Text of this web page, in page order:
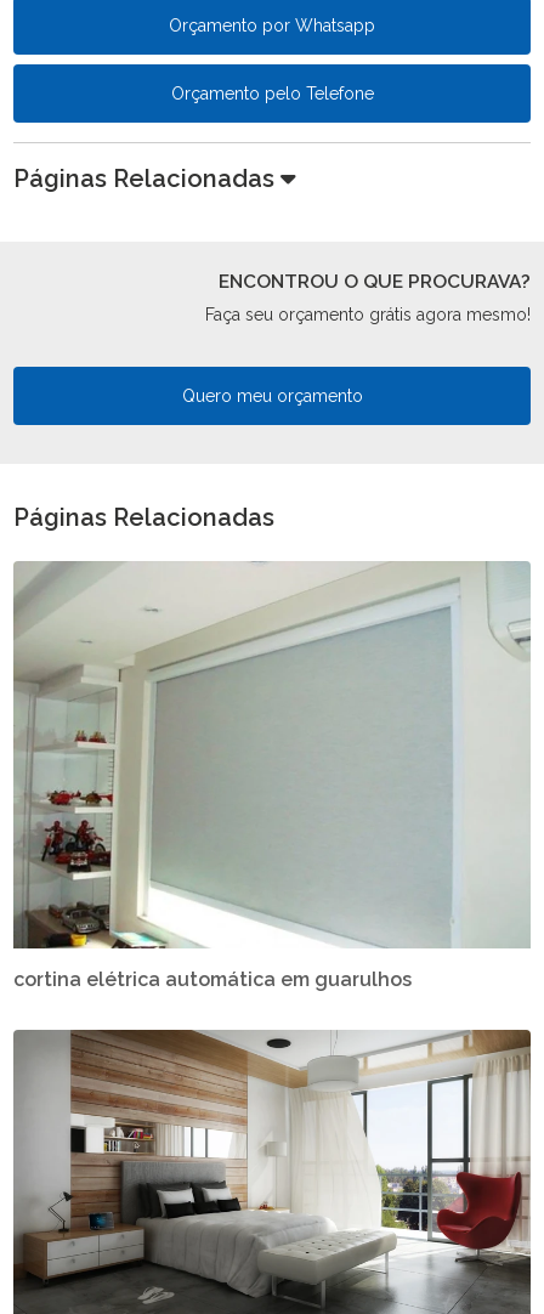
Orçamento por Whatsapp
Orçamento pelo Telefone
Páginas Relacionadas
ENCONTROU O QUE PROCURAVA?
Faça seu orçamento grátis agora mesmo!
Quero meu orçamento
Páginas Relacionadas
cortina elétrica automática em guarulhos